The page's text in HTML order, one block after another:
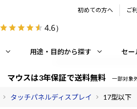
4.6）
初めての方へ ご
用途・目的から探す セー
マウスは3年保証で送料無料 一部対象
タッチパネルディスプレイ 17型以下